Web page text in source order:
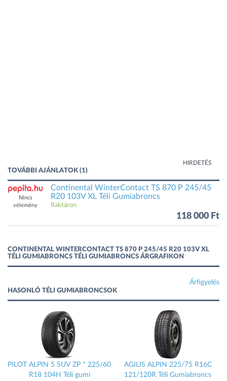
HIRDETÉS
TOVÁBBI AJÁNLATOK (1)
Nincs
vélemény
Continental WinterContact TS 870 P 245/45
R20 103V XL Téli Gumiabroncs
Raktáron
118 000 Ft
CONTINENTAL WINTERCONTACT TS 870 P 245/45 R20 103V XL
TÉLI GUMIABRONCS TÉLI GUMIABRONCS ÁRGRAFIKON
Árfigyelés
HASONLÓ TÉLI GUMIABRONCSOK
PILOT ALPIN 5 SUV ZP * 225/60
R18 104H Téli gumi
AGILIS ALPIN 225/75 R16C
121/120R Téli Gumiabroncs